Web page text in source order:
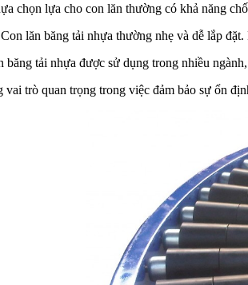
chọn lựa cho con lăn thường có khả năng
Con lăn băng tải nhựa thường nhẹ và dễ lắp
băng tải nhựa được sử dụng trong nhiều
vai trò quan trọng trong việc đảm bảo sự ổn